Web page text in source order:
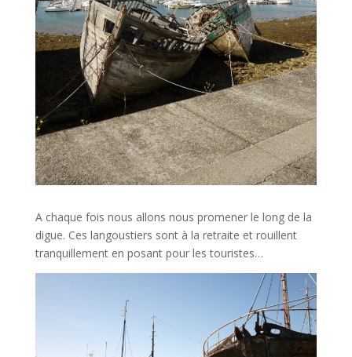
A chaque fois nous allons nous promener le long de la
digue. Ces langoustiers sont à la retraite et rouillent
tranquillement en posant pour les touristes…